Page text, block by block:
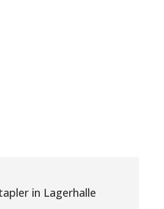
in Lagerhalle